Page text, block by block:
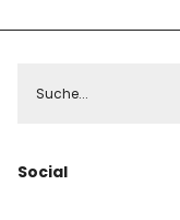
Social